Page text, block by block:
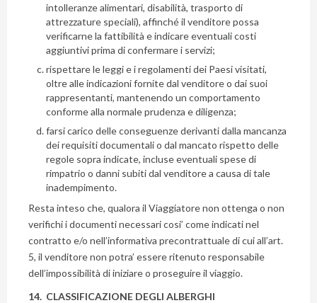
intolleranze alimentari, disabilità, trasporto di
attrezzature speciali), affinché il venditore possa
verificarne la fattibilità e indicare eventuali costi
aggiuntivi prima di confermare i servizi;
rispettare le leggi e i regolamenti dei Paesi visitati,
oltre alle indicazioni fornite dal venditore o dai suoi
rappresentanti, mantenendo un comportamento
conforme alla normale prudenza e diligenza;
farsi carico delle conseguenze derivanti dalla mancanza
dei requisiti documentali o dal mancato rispetto delle
regole sopra indicate, incluse eventuali spese di
rimpatrio o danni subiti dal venditore a causa di tale
inadempimento.
Resta inteso che, qualora il Viaggiatore non ottenga o non
verifichi i documenti necessari cosi’ come indicati nel
contratto e/o nell’informativa precontrattuale di cui all’art.
5, il venditore non potra’ essere ritenuto responsabile
dell’impossibilità di iniziare o proseguire il viaggio.
14. CLASSIFICAZIONE DEGLI ALBERGHI